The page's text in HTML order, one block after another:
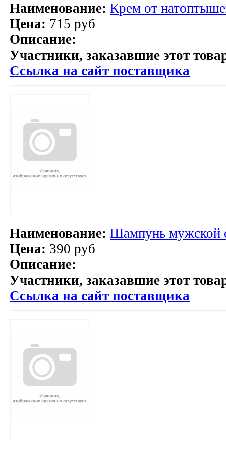
Наименование: Крем от
Цена: 715 руб
Описание:
Участники, заказавшие этот
Ссылка на сайт поставщика
Наименование: Шампунь мужской
Цена: 390 руб
Описание:
Участники, заказавшие этот
Ссылка на сайт поставщика